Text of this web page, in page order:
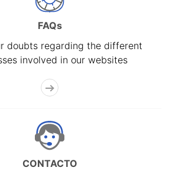
FAQs
doubts regarding the different
involved in our websites
CONTACTO